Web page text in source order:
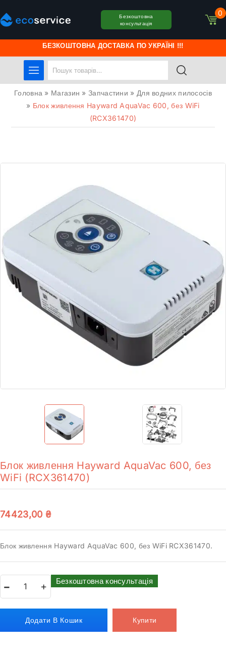
БЕЗКОШТОВНА ДОСТАВКА ПО УКРАЇНІ !!!
Безкоштовна
консультація
0
Головна » Магазин »Запчастини » Для водних пилососів
» Блок живлення Hayward AquaVac 600, без WiFi
(RCX361470)
Блок живлення Hayward AquaVac 600, без
WiFi (RCX361470)
74423,00 ₴
Блок живлення Hayward AquaVac 600, без WiFi RCX361470.
Додати В Кошик Купити
Безкоштовна консультація